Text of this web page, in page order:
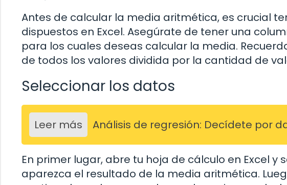
Antes de calcular la media aritmética, es crucial
dispuestos en Excel. Asegúrate de tener una
para los cuales deseas calcular la media.
de todos los valores dividida por la cantidad de
Seleccionar los datos
Leer más Análisis de regresión: Decídete por
En primer lugar, abre tu hoja de cálculo en Excel
aparezca el resultado de la media aritmética.